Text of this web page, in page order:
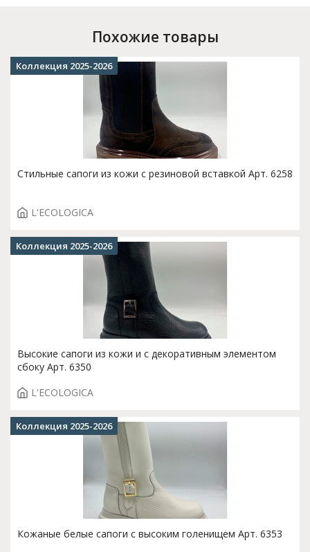
Похожие товары
Стильные сапоги из кожи с резиновой вставкой Арт. 6258
L'ECOLOGICA
Коллекция 2025-2026
Высокие сапоги из кожи и с декоративным элементом
сбоку Арт. 6350
L'ECOLOGICA
Коллекция 2025-2026
Кожаные белые сапоги с высоким голенищем Арт. 6353
Коллекция 2025-2026